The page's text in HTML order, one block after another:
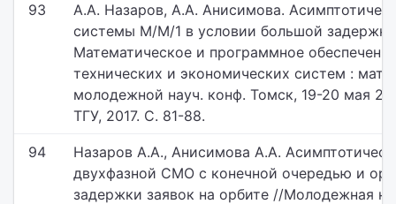
93
А.А. Назаров, А.А. Анисимова.
системы M/M/1 в условии большой
Математическое и программное
технических и экономических систем :
молодежной науч. конф. Томск, 19-20 мая
ТГУ, 2017. С. 81-88.
94
Назаров А.А., Анисимова А.А.
двухфазной СМО с конечной очередью и
задержки заявок на орбите //Молодежная